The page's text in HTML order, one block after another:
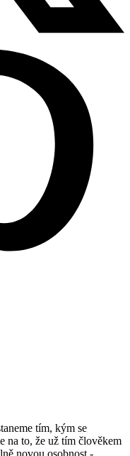
tím, kým se
na to, že už tím člověkem
novou osobnost -